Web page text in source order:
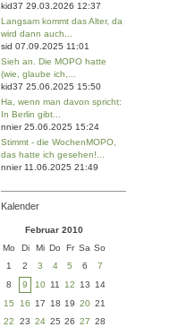
kid37 29.03.2026 12:37
Langsam kommt das Alter, da
wird dann auch...
sid 07.09.2025 11:01
Sieh an. Die MOPO hatte
(wie, glaube ich,...
kid37 25.06.2025 15:50
Ha, wenn man davon spricht:
In Berlin gibt...
nnier 25.06.2025 15:24
Stimmt - die WochenMOPO,
das hatte ich gesehen!...
nnier 11.06.2025 21:49
Kalender
Februar 2010
Mo
Di Mi Do Fr Sa So
1
2 3 4 5 6
7
8
9 10 11 12 13
14
15
16 17 18 19 20 21
22
23 24 25 26 27 28